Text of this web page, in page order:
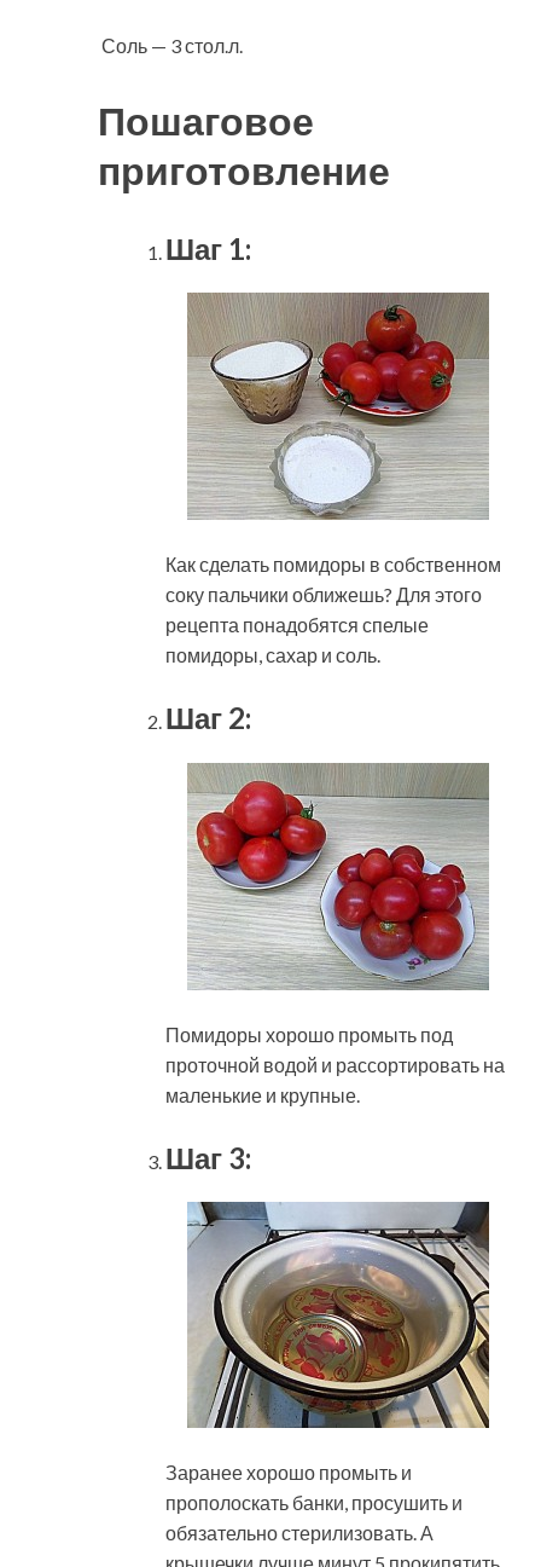
Соль — 3 стол.л.
Пошаговое
приготовление
Шаг 1:
Как сделать помидоры в собственном
соку пальчики оближешь? Для этого
рецепта понадобятся спелые
помидоры, сахар и соль.
Шаг 2:
Помидоры хорошо промыть под
проточной водой и рассортировать на
маленькие и крупные.
Шаг 3:
Заранее хорошо промыть и
прополоскать банки, просушить и
обязательно стерилизовать. А